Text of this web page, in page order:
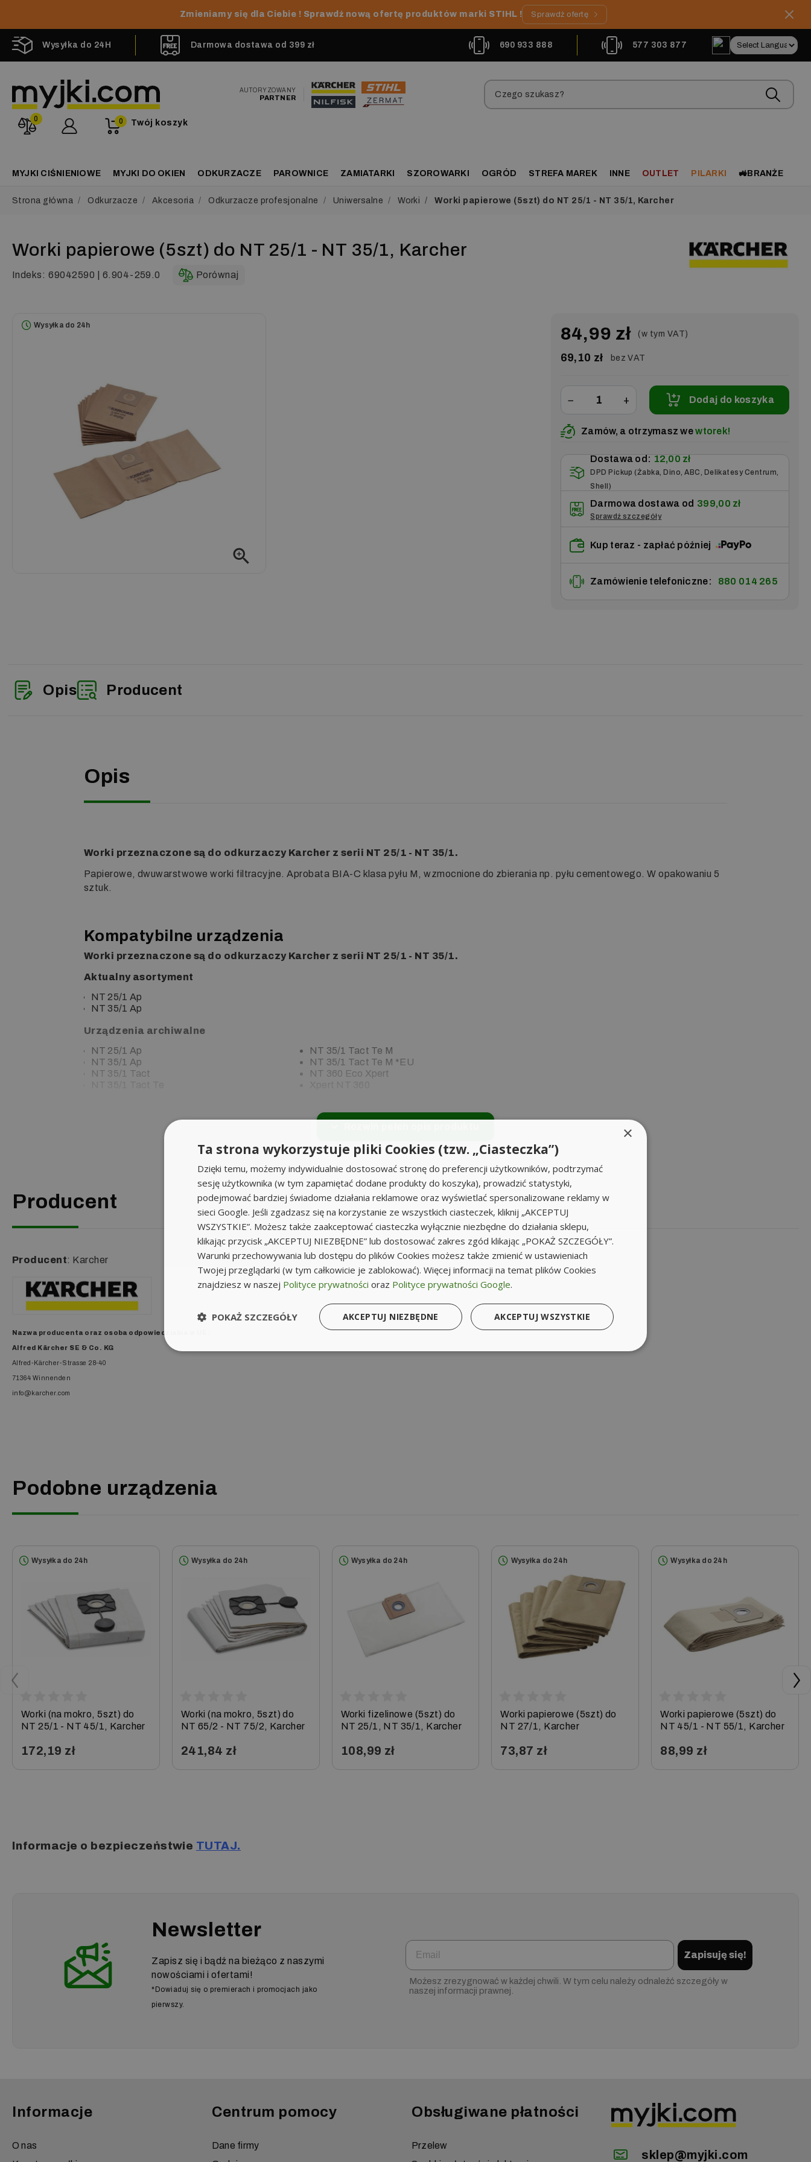
Zmieniamy się dla Ciebie ! Sprawdź nową ofertę produktów marki STIHL ! Sprawdź ofertę
Wysyłka do 24H Darmowa dostawa od 399 zł 690 933 888 577 303 877
AUTORYZOWANY
PARTNER
0 Twój koszyk
0
MYJKI CIŚNIENIOWE MYJKI DO OKIEN ODKURZACZE PAROWNICE ZAMIATARKI SZOROWARKI OGRÓD STREFA MAREK INNE OUTLET PILARKI 🚜BRANŻE
Strona główna Odkurzacze Akcesoria Odkurzacze profesjonalne Uniwersalne Worki Worki papierowe (5szt) do NT 25/1 - NT 35/1, Karcher
Worki papierowe (5szt) do NT 25/1 - NT 35/1, Karcher
Indeks: 69042590 | 6.904-259.0 Porównaj
Wysyłka do 24h
zoom_in
84,99 zł (w tym VAT)
69,10 zł bez VAT
− + Dodaj do koszyka
Zamów, a otrzymasz wewtorek!
Dostawa od: 12,00 zł
DPD Pickup (Żabka, Dino, ABC, Delikatesy Centrum,
Shell)
Darmowa dostawa od 399,00 zł
Sprawdź szczegóły
Kup teraz - zapłać później
Zamówienie telefoniczne: 880 014 265
Opis Producent
Opis
Worki przeznaczone są do odkurzaczy Karcher z serii NT 25/1 - NT 35/1.
Papierowe, dwuwarstwowe worki filtracyjne. Aprobata BIA-C klasa pyłu M, wzmocnione do zbierania np. pyłu cementowego. W opakowaniu 5
sztuk.
Kompatybilne urządzenia
Worki przeznaczone są do odkurzaczy Karcher z serii NT 25/1 - NT 35/1.
Aktualny asortyment
NT 25/1 Ap
NT 35/1 Ap
Urządzenia archiwalne
NT 25/1 Ap
NT 35/1 Ap
NT 35/1 Tact
NT 35/1 Tact Te M
NT 35/1 Tact Te M *EU
NT 360 Eco Xpert
Producent
Producent: Karcher
Nazwa producenta oraz osoba odpowiedzialna w UE
Alfred Kärcher SE & Co. KG
Alfred-Kärcher-Strasse 28-40
71364 Winnenden
info@karcher.com
Podobne urządzenia
Wysyłka do 24h
Worki (na mokro, 5szt) do
NT 25/1 - NT 45/1, Karcher
172,19 zł
Wysyłka do 24h
Worki (na mokro, 5szt) do
NT 65/2 - NT 75/2, Karcher
241,84 zł
Wysyłka do 24h
Worki fizelinowe (5szt) do
NT 25/1, NT 35/1, Karcher
108,99 zł
Wysyłka do 24h
Worki papierowe (5szt) do
NT 27/1, Karcher
73,87 zł
Wysyłka do 24h
Worki papierowe (5szt) do
NT 45/1 - NT 55/1, Karcher
88,99 zł
Informacje o bezpieczeństwie TUTAJ.
Newsletter
Zapisz się i bądź na bieżąco z naszymi
nowościami i ofertami!
*Dowiaduj się o premierach i promocjach jako
pierwszy.
Email
Zapisuję się!
Możesz zrezygnować w każdej chwili. W tym celu należy odnaleźć szczegóły w
naszej informacji prawnej.
Informacje
O nas
Centrum pomocy
Dane firmy
Obsługiwane płatności
Przelew
sklep@myjki.com
×
Ta strona wykorzystuje pliki Cookies (tzw. „Ciasteczka”)
Dzięki temu, możemy indywidualnie dostosować stronę do preferencji użytkowników, podtrzymać
sesję użytkownika (w tym zapamiętać dodane produkty do koszyka), prowadzić statystyki,
podejmować bardziej świadome działania reklamowe oraz wyświetlać spersonalizowane reklamy w
sieci Google. Jeśli zgadzasz się na korzystanie ze wszystkich ciasteczek, kliknij „AKCEPTUJ
WSZYSTKIE”. Możesz także zaakceptować ciasteczka wyłącznie niezbędne do działania sklepu,
klikając przycisk „AKCEPTUJ NIEZBĘDNE” lub dostosować zakres zgód klikając „POKAŻ SZCZEGÓŁY”.
Warunki przechowywania lub dostępu do plików Cookies możesz także zmienić w ustawieniach
Twojej przeglądarki (w tym całkowicie je zablokować). Więcej informacji na temat plików Cookies
znajdziesz w naszej Polityce prywatności oraz Polityce prywatności Google.
AKCEPTUJ WSZYSTKIE
AKCEPTUJ NIEZBĘDNE
POKAŻ SZCZEGÓŁY